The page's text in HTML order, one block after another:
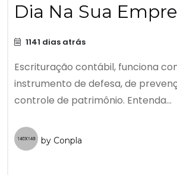
Dia Na Sua
1141 dias atrás
Escrituração contábil, funciona
instrumento de defesa, de
controle de patrimônio. Entenda...
by Conpla